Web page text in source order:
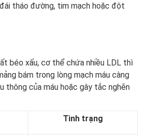
tháo đường, tim mạch hoặc đột
béo xấu, cơ thể chứa nhiều LDL thì
bám trong lòng mạch máu càng
thông của máu hoặc gây tắc nghẽn
Tình trạng